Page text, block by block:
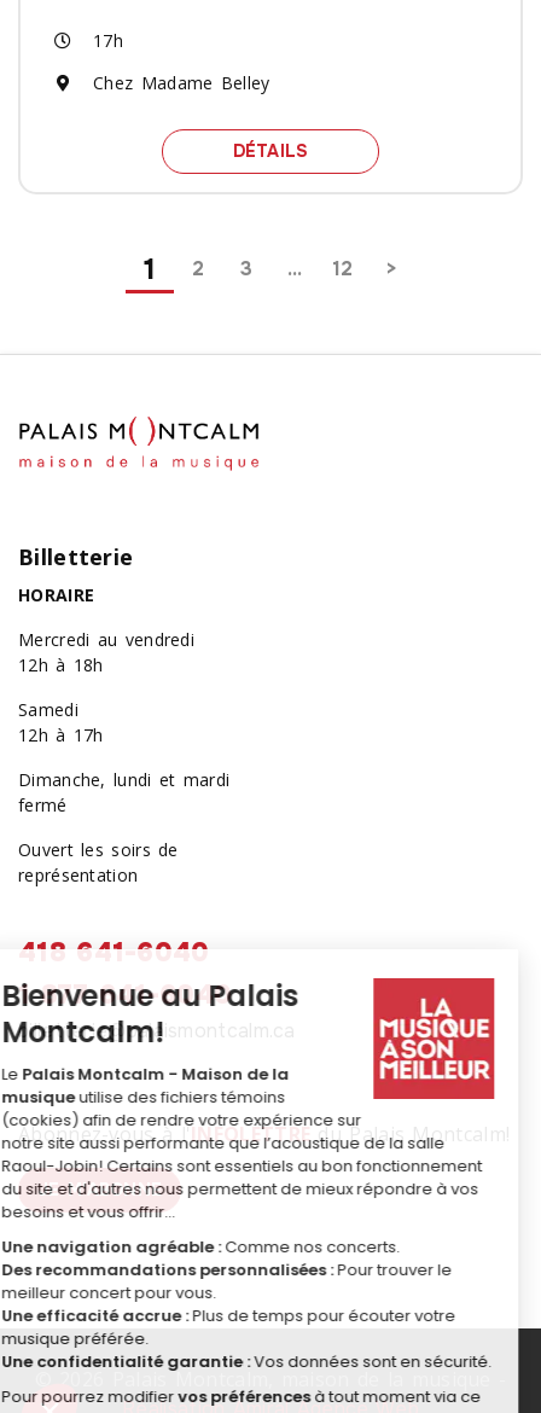
17h
Chez Madame Belley
DÉTAILS SPECTACLE SOPHIE
1 2 3 … 12
Abonnez-vous à l'INFOLETTREdu Palais Montcalm!
JE M'ABONNE
Billetterie
HORAIRE
Mercredi au vendredi
12h à 18h
Samedi
12h à 17h
Dimanche, lundi et mardi
fermé
Ouvert les soirs de
représentation
418 641-6040
1 877 641-6040
billetterie@palaismontcalm.ca
© 2026 Palais Montcalm, maison de la musique -